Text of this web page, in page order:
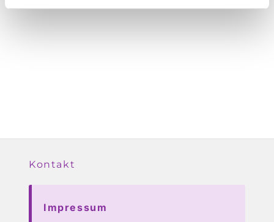
Kontakt
Impressum